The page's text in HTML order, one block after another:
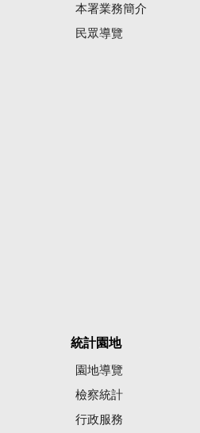
本署業務簡介
民眾導覽
統計園地
園地導覽
檢察統計
行政服務